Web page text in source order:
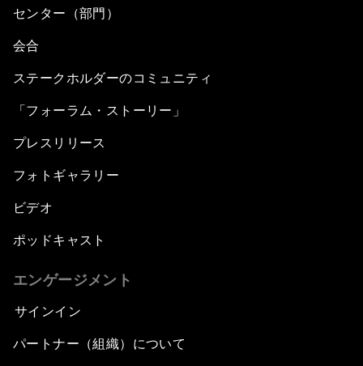
センター（部門）
会合
ステークホルダーのコミュニティ
「フォーラム・ストーリー」
プレスリリース
フォトギャラリー
ビデオ
ポッドキャスト
エンゲージメント
サインイン
パートナー（組織）について